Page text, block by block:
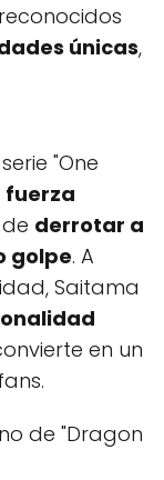
únicas,
"One
fuerza
derrotar a
golpe. A
Saitama
en un
de "Dragon